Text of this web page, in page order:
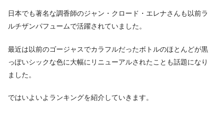
日本でも著名な調香師のジャン・クロード・エレナさんも以前ラ
ルチザンパフュームで活躍されていました。
最近は以前のゴージャスでカラフルだったボトルのほとんどが黒
っぽいシックな色に大幅にリニューアルされたことも話題になり
ました。
ではいよいよランキングを紹介していきます。